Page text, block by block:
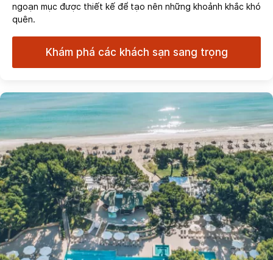
ngoạn mục được thiết kế để tạo nên những khoảnh khắc khó
quên.
Khám phá các khách sạn sang trọng